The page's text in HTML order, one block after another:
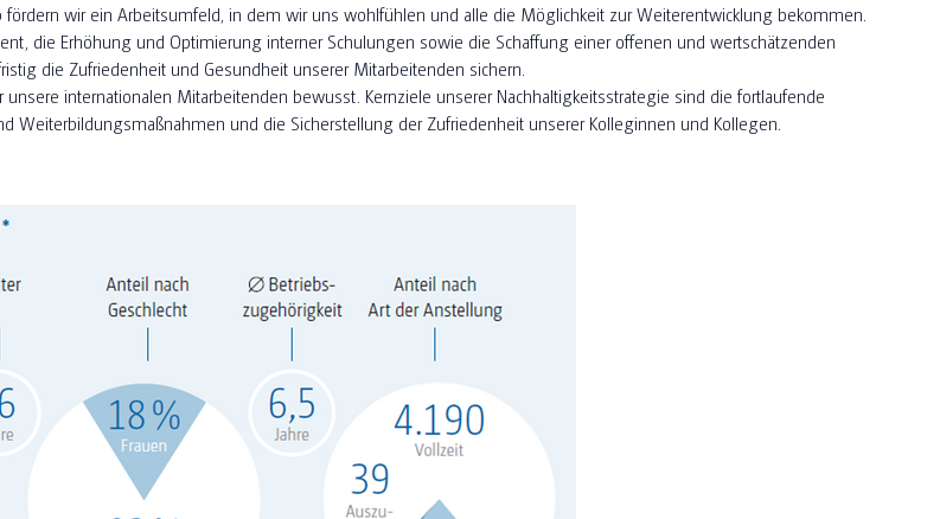
wir ein Arbeitsumfeld, in dem wir uns wohlfühlen und alle die Möglichkeit zur Weiterentwicklung bekommen.
die Erhöhung und Optimierung interner Schulungen sowie die Schaffung einer offenen und wertschätzenden
die Zufriedenheit und Gesundheit unserer Mitarbeitenden sichern.
internationalen Mitarbeitenden bewusst. Kernziele unserer Nachhaltigkeitsstrategie sind die fortlaufende
und die Sicherstellung der Zufriedenheit unserer Kolleginnen und Kollegen.